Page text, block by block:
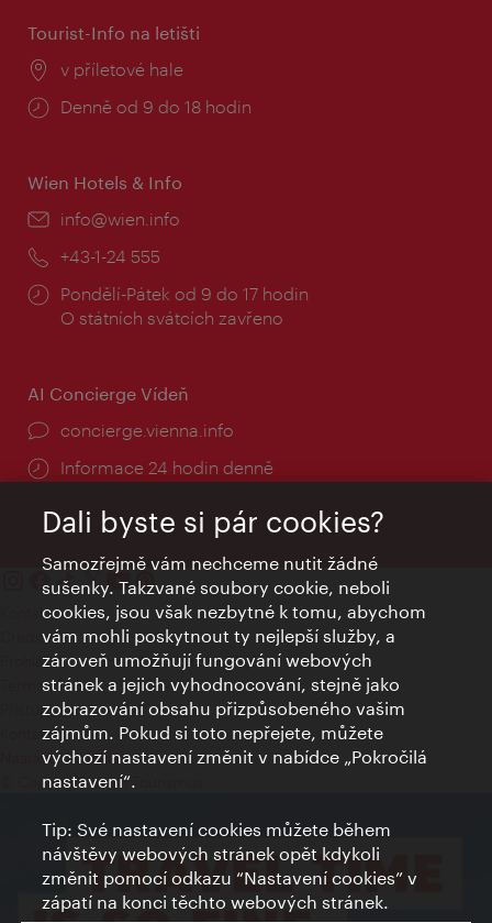
Tourist-Info na letišti
Místo:
v příletové hale
Provozní
Denně od 9 do 18 hodin
Wien Hotels & Info
E-
info@wien.info
Telefon:
+43-1-24 555
Provozní
doba:
Pondělí-Pátek od 9 do 17 hodin
O státních svátcích zavřeno
AI Concierge Vídeň
concierge.vienna.info
Informace 24 hodin denně
Kontakty
Credits
Prohlášení o ochraně osobních údajů
Terms of Use
Přístupnost
Kontakt pro tisk
Nastavení cookies
© Copyright Wien Tourismus
Dali byste si pár cookies?
Samozřejmě vám nechceme nutit žádné
sušenky. Takzvané soubory cookie, neboli
cookies, jsou však nezbytné k tomu, abychom
vám mohli poskytnout ty nejlepší služby, a
zároveň umožňují fungování webových
stránek a jejich vyhodnocování, stejně jako
zobrazování obsahu přizpůsobeného vašim
zájmům. Pokud si toto nepřejete, můžete
výchozí nastavení změnit v nabídce „Pokročilá
nastavení“.
Tip: Své nastavení cookies můžete během
návštěvy webových stránek opět kdykoli
změnit pomocí odkazu “Nastavení cookies” v
zápatí na konci těchto webových stránek.